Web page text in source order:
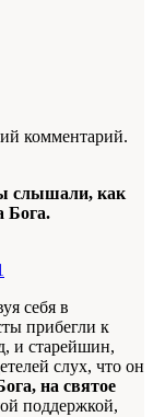
комментарий.
слышали, как
Бога.
себя в
прибегли к
и старейшин,
слух, что он
на святое
поддержкой,